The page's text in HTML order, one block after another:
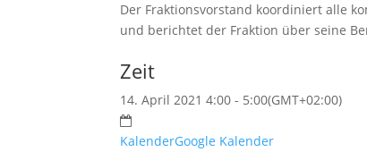
Der Fraktionsvorstand koordiniert alle
und berichtet der Fraktion über seine
Zeit
14. April 2021 4:00 - 5:00(GMT+02:00)
KalenderGoogle Kalender